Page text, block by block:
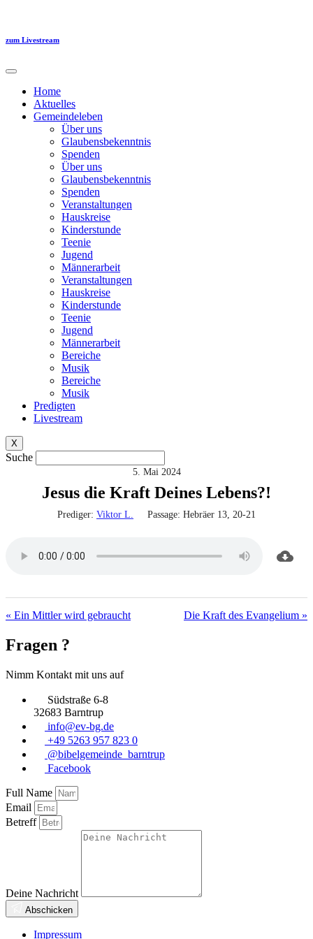
springen
zum Livestream
Home
Aktuelles
Gemeindeleben
Über uns
Glaubensbekenntnis
Spenden
Über uns
Glaubensbekenntnis
Spenden
Veranstaltungen
Hauskreise
Kinderstunde
Teenie
Jugend
Männerarbeit
Veranstaltungen
Hauskreise
Kinderstunde
Teenie
Jugend
Männerarbeit
Bereiche
Musik
Bereiche
Musik
Predigten
Livestream
X
Suche
5. Mai 2024
Jesus die Kraft Deines Lebens?!
Prediger: Viktor L. Passage: Hebräer 13, 20-21
« Ein Mittler wird gebraucht Die Kraft des Evangelium »
Fragen ?
Nimm Kontakt mit uns auf
Südstraße 6-8
32683 Barntrup
info@ev-bg.de
+49 5263 957 823 0
@bibelgemeinde_barntrup
Facebook
Full Name
Email
Betreff
Deine Nachricht
Abschicken
Impressum